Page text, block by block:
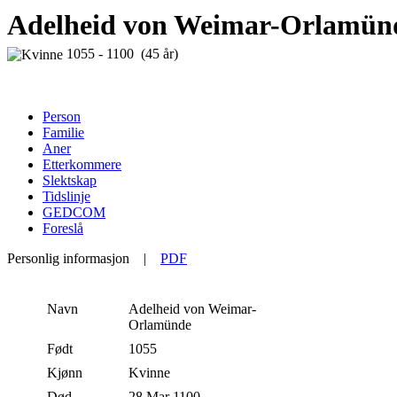
Adelheid von Weimar-
1055 - 1100 (45 år)
Person
Familie
Aner
Etterkommere
Slektskap
Tidslinje
GEDCOM
Foreslå
Personlig informasjon | PDF
Navn Adelheid von Weimar-
Orlamünde
Født
1055
Kjønn
Kvinne